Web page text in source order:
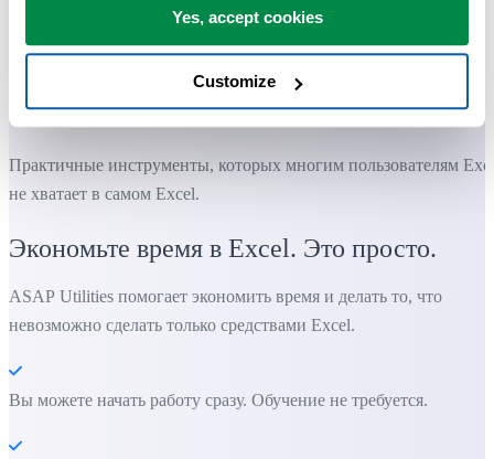
Yes, accept cookies
Customize
Практичные инструменты, которых многим пользователям
не хватает в самом Excel.
Экономьте время в Excel. Это просто.
ASAP Utilities помогает экономить время и делать то, что
невозможно сделать только средствами Excel.
Вы можете начать работу сразу. Обучение не требуется.